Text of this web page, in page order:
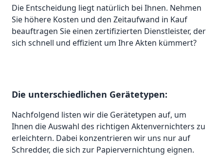
Die Entscheidung liegt natürlich bei Ihnen. Nehmen
Sie höhere Kosten und den Zeitaufwand in Kauf
beauftragen Sie einen zertifizierten Dienstleister, der
sich schnell und effizient um Ihre Akten kümmert?
Die unterschiedlichen Gerätetypen:
Nachfolgend listen wir die Gerätetypen auf, um
Ihnen die Auswahl des richtigen Aktenvernichters zu
erleichtern. Dabei konzentrieren wir uns nur auf
Schredder, die sich zur Papiervernichtung eignen.